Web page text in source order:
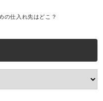
の仕入れ先はどこ？